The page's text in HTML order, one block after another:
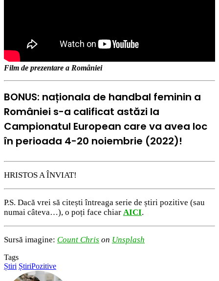
Film de prezentare a României
BONUS: naționala de handbal feminin a
României s-a calificat astăzi la
Campionatul European care va avea loc
în perioada 4-20 noiembrie (2022)!
HRISTOS A ÎNVIAT!
P.S. Dacă vrei să citești întreaga serie de știri pozitive (sau
numai câteva…), o poți face chiar AICI.
Sursă imagine: Count Chris on Unsplash
Tags
Știri ȘtiriPozitive